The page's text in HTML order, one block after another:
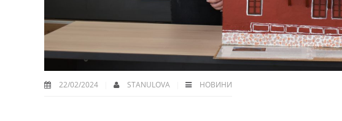
22/02/2024 STANULOVA НОВИНИ